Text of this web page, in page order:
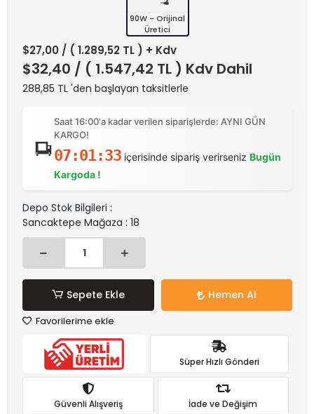
90W - Orijinal
Üretici
$27,00 / ( 1.289,52 TL ) + Kdv
$32,40 / ( 1.547,42 TL ) Kdv Dahil
288,85 TL 'den başlayan taksitlerle
Saat 16:00'a kadar verilen siparişlerde: AYNI GÜN
KARGO!
07:01:33içerisinde sipariş verirseniz Bugün
Kargoda !
Depo Stok Bilgileri :
Sancaktepe Mağaza : 18
Sepete Ekle Hemen Al
Favorilerime ekle
Süper Hızlı Gönderi
Güvenli Alışveriş İade ve Değişim